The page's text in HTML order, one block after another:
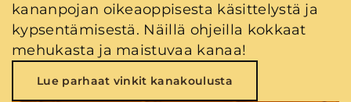
kananpojan oikeaoppisesta käsittelystä ja
kypsentämisestä. Näillä ohjeilla kokkaat
mehukasta ja maistuvaa kanaa!
Lue parhaat vinkit kanakoulusta